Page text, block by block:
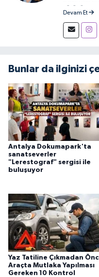
yürüyüş
Devam Et
Bunlar da ilginizi
Antalya Dokumapark'ta
sanatseverler
"Lerestograf" sergisi ile
buluşuyor
Yaz Tatiline Çıkmadan
Araçta Mutlaka Yapılması
Gereken 10 Kontrol